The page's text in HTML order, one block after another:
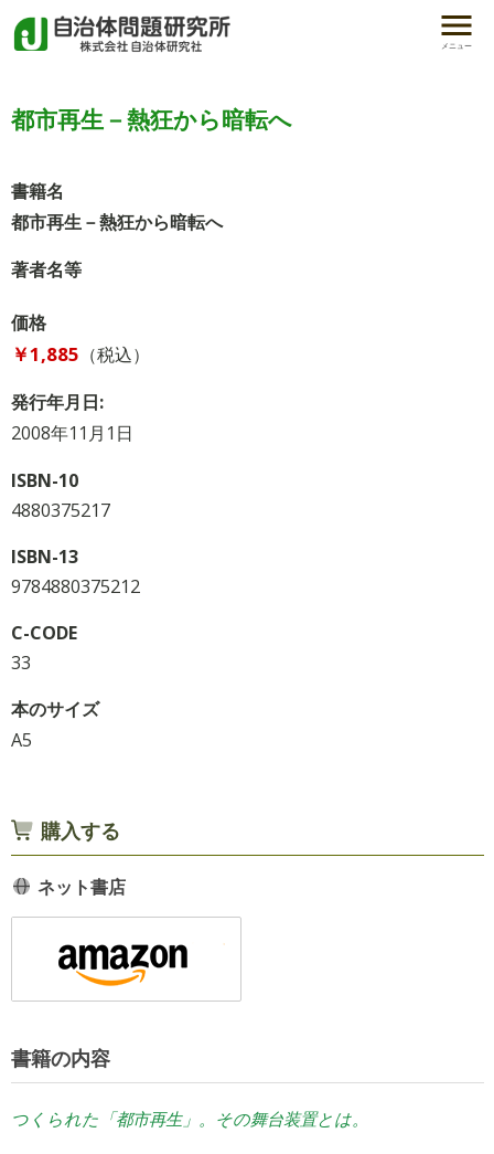
メニュー
都市再生－熱狂から暗転へ
書籍名
都市再生－熱狂から暗転へ
著者名等
価格
￥1,885 （税込）
発行年月日:
2008年11月1日
ISBN-10
4880375217
ISBN-13
9784880375212
C-CODE
33
本のサイズ
A5
購入する
ネット書店
書籍の内容
つくられた「都市再生」。その舞台装置とは。